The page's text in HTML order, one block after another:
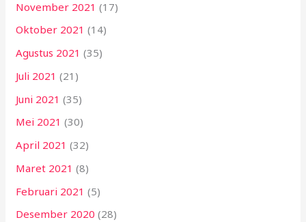
November 2021 (17)
Oktober 2021 (14)
Agustus 2021 (35)
Juli 2021 (21)
Juni 2021 (35)
Mei 2021 (30)
April 2021 (32)
Maret 2021 (8)
Februari 2021 (5)
Desember 2020 (28)